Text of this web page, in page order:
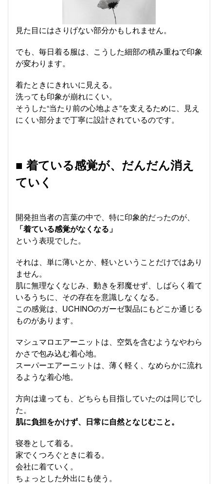
見た目にはさりげない部分かもしれません。
でも、毎日着る服は、こうした細部の積み重ねで印象
が変わります。
着たときにきれいに見える。
洗っても印象が崩れにくい。
そうした“当たり前の心地よさ”を支えるために、見え
にくい部分まで丁寧に設計されているのです。
■ 着ている感覚が、だんだん消え
ていく
開発担当者の言葉の中で、特に印象的だったのが、
「着ている感覚がなくなる」
という表現でした。
それは、単に薄いとか、軽いということだけではあり
ません。
肌に無理なくなじみ、動きを邪魔せず、しばらく着て
いるうちに、その存在を意識しなくなる。
この感覚は、UCHINOのガーゼ製品にもどこか通じる
ものがあります。
マシュマロエアーニットは、空気を含むようなやわら
かさで包み込む着心地。
スーパーエアーニットは、薄く軽く、なめらかに流れ
るような着心地。
方向は違っても、どちらも目指していたのは同じでし
た。
肌に負担をかけず、日常に自然となじむこと。
寝巻として着る。
家でくつろぐときに着る。
会社に着ていく。
ちょっとした外出にも使う。